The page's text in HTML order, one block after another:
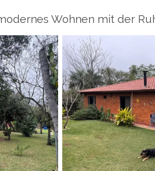
Wohnen mit der